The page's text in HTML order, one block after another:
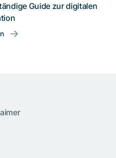
Guide zur digitalen